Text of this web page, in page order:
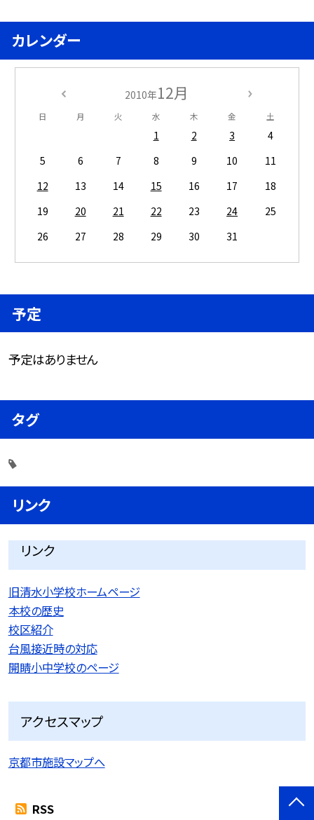
カレンダー
2010年12月
日 月 火 水 木 金 土
1 2 3
4
5
6 7 8 9 10
11
12
13 14 15 16 17
18
19
20 21 22 23 24
25
26
27 28 29 30 31
予定
予定はありません
タグ
リンク
リンク
旧清水小学校ホームページ
本校の歴史
校区紹介
台風接近時の対応
開睛小中学校のページ
アクセスマップ
京都市施設マップへ
RSS